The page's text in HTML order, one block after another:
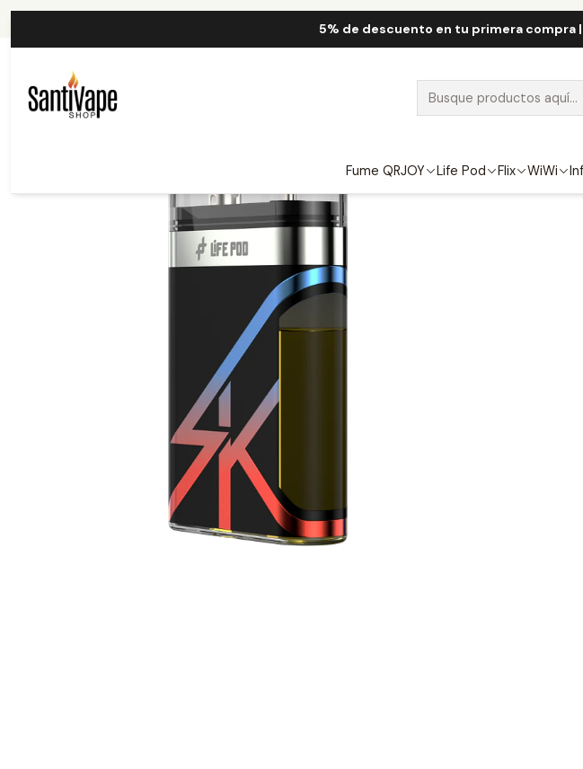
5% de descuento en tu primera
Fume QRJOY Life Pod Flix WiWi